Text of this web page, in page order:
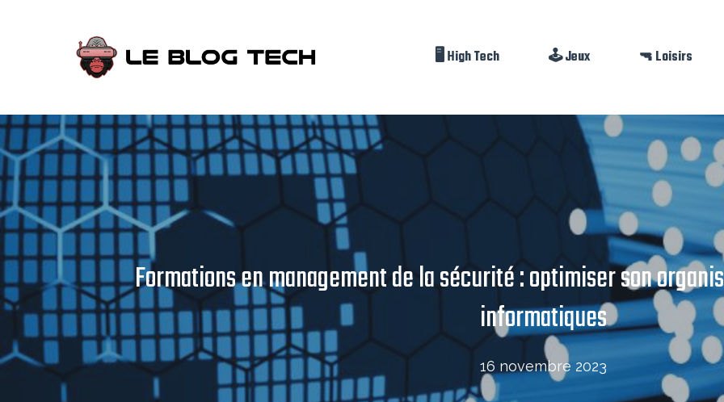
🖥️ High Tech 🕹️ Jeux 🔫 Loisirs
Formations en management de la sécurité : optimiser son
informatiques
16 novembre 2023